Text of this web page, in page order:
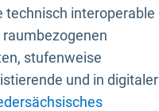
technisch interoperable
stufenweise
und in digitaler